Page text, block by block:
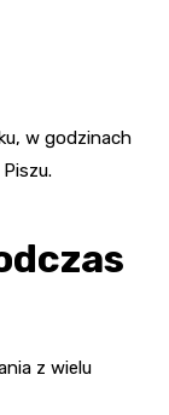
w godzinach
z wielu